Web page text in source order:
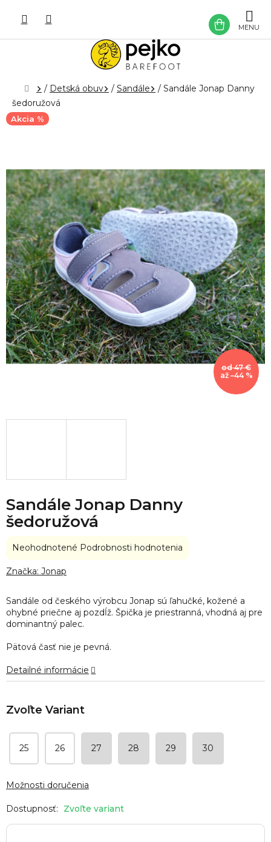
obsah
Domov
/ Detská obuv / Sandále / Sandále Jonap Danny
šedoružová
Akcia %
od 47 €
až –44 %
Sandále Jonap Danny
šedoružová
Zvoľte variant
25 26 27 28 29 30
Možnosti doručenia
Sandále od českého výrobcu Jonap sú ľahučké, kožené a
ohybné priečne aj pozdĺž. Špička je priestranná, vhodná aj pre
dominantný palec.
Pätová časť nie je pevná.
Detailné informácie
Priemerné
produktu
z
5
hviezdičiek.
Neohodnotené Podrobnosti hodnotenia
Značka: Jonap